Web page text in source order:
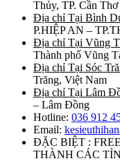
Thủy, TP. Cần Thơ
Địa chỉ Tại Bình
P.HIỆP AN –
Địa chỉ Tại Vũng
Thành phố Vũng
Địa chỉ Tại Sóc
Trăng, Việt Nam
Địa chỉ Tại Lâm
– Lâm Đồng
Hotline: 036 912
Email:
ĐẶC BIỆT :
THÀNH CÁC